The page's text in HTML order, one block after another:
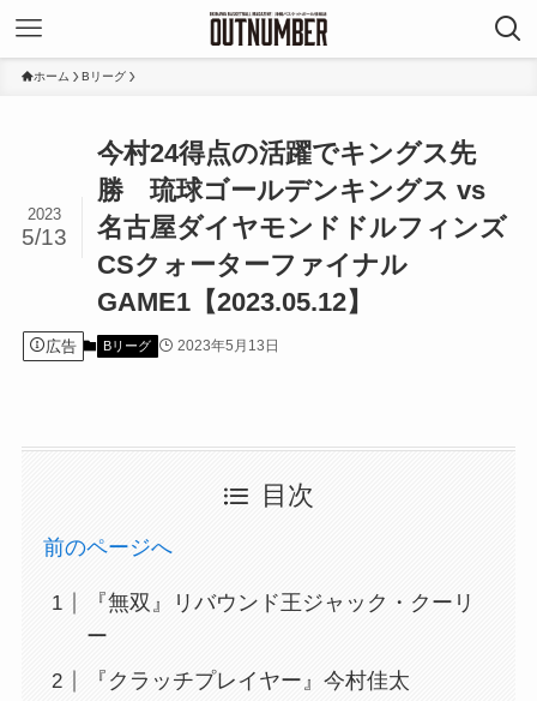
ホーム Bリーグ
今村24得点の活躍でキングス先
勝 琉球ゴールデンキングス vs
名古屋ダイヤモンドドルフィンズ
CSクォーターファイナル
GAME1【2023.05.12】
2023
5/13
広告 Bリーグ 2023年5月13日
目次
前のページへ
『無双』リバウンド王ジャック・クーリ
ー
『クラッチプレイヤー』今村佳太